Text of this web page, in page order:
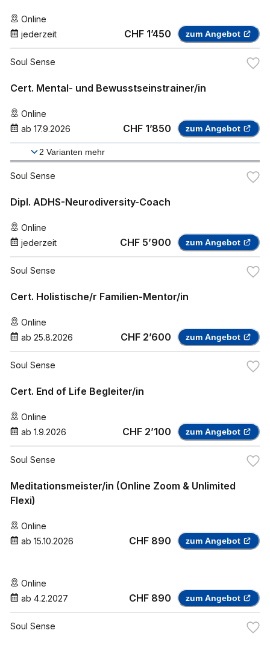
Online
jederzeit
CHF 1’450 zum Angebot
Soul Sense
Cert. Mental- und Bewusstseinstrainer/in
Online
ab 17.9.2026 CHF 1’850 zum Angebot
2 Varianten mehr
Soul Sense
Dipl. ADHS-Neurodiversity-Coach
Online
jederzeit
CHF 5’900 zum Angebot
Soul Sense
Cert. Holistische/r Familien-Mentor/in
Online
ab 25.8.2026 CHF 2’600 zum Angebot
Soul Sense
Cert. End of Life Begleiter/in
Online
ab 1.9.2026 CHF 2’100 zum Angebot
Soul Sense
Meditationsmeister/in (Online Zoom & Unlimited
Flexi)
Online
ab 15.10.2026 CHF 890 zum Angebot
Online
ab 4.2.2027 CHF 890 zum Angebot
Soul Sense